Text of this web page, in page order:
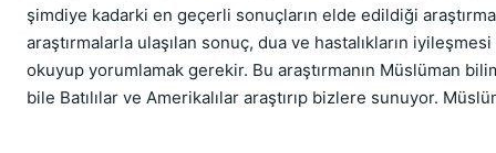
şimdiye kadarki en geçerli sonuçların elde edildiği
araştırmalarla ulaşılan sonuç, dua ve hastalıkların
okuyup yorumlamak gerekir. Bu araştırmanın Müslüman
bile Batılılar ve Amerikalılar araştırıp bizlere sunuyor.